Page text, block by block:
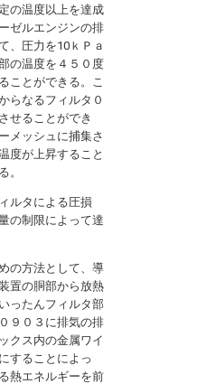
の温度以上を達成
ゼルエンジンの排
、圧力を10ｋＰａ
の温度を４５０度
ことができる。こ
らなるフィルタ０
せることができ
メッシュに捕集さ
度が上昇すること
。
ルタによる圧損
の制限によって達
の方法として、導
置の胴部から放熱
ったんフィルタ部
９０３に排気の排
クス内の金属ワイ
することによっ
熱エネルギーを前